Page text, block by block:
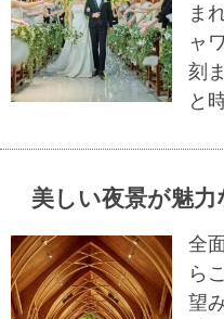
ま
ャ
刻
と
美しい夜景が魅
全
ら
望